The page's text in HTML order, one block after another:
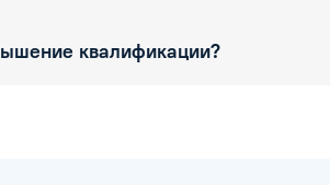
квалификации?